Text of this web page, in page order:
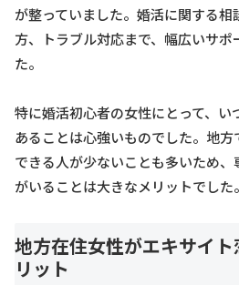
が整っていました。婚活に関する
方、トラブル対応まで、幅広いサ
た。
特に婚活初心者の女性にとって、
あることは心強いものでした。地
できる人が少ないことも多いため
がいることは大きなメリットでした。
地方在住女性がエキサイ
リット